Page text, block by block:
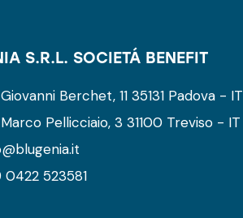
S.R.L. SOCIETÁ BENEFIT
Berchet, 11 35131 Padova - IT
Pellicciaio, 3 31100 Treviso - IT
0422 523581